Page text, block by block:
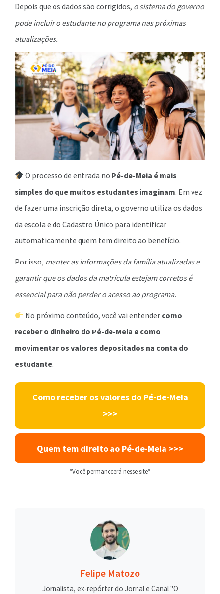
Depois que os dados são corrigidos, o sistema do governo
pode incluir o estudante no programa nas próximas
atualizações.
O processo de entrada no Pé-de-Meia é mais
simples do que muitos estudantes imaginam. Em vez
de fazer uma inscrição direta, o governo utiliza os dados
da escola e do Cadastro Único para identificar
automaticamente quem tem direito ao benefício.
Por isso, manter as informações da família atualizadas e
garantir que os dados da matrícula estejam corretos é
essencial para não perder o acesso ao programa.
No próximo conteúdo, você vai entender como
receber o dinheiro do Pé-de-Meia e como
movimentar os valores depositados na conta do
estudante.
Como receber os valores do Pé-de-Meia
>>>
Quem tem direito ao Pé-de-Meia >>>
*Você permanecerá nesse site*
Felipe Matozo
Jornalista, ex-repórter do Jornal e Canal "O